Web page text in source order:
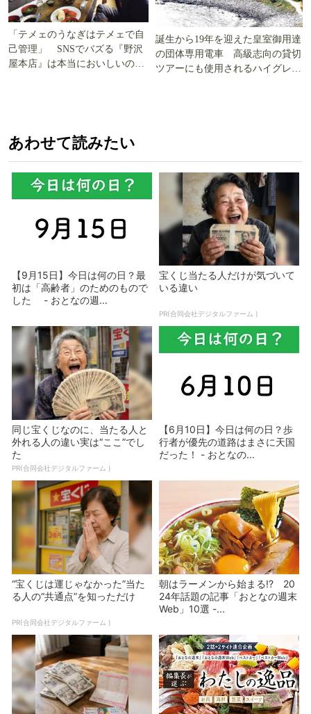
「テメェのうなぎはテメェで自
己管理」 SNSでバズる『野沢
屋本店』は本当においしいの
誕生から19年を迎えた皇室御用達
の団体専用電車 高級志向の貸切
ツアーにも使用されるハイグレー
あわせて読みたい
【9月15日】今日は何の日？最
初は「高齢者」のためのもので
した - おとなの週...
宝くじ当たる人だけが気づいて
いる違い
PR(合同会社デジタルファーム )
同じ宝くじなのに、当たる人と
外れる人の違い実は“ここ”でし
た
PR(合同会社デジタルファーム )
【6月10日】今日は何の日？歩
行者が優先の道路はまさに天国
だった！ - おとなの...
“宝くじは運じゃなかった”当た
る人の“共通点”を知っただけ
PR(合同会社デジタルファーム )
朝はラーメンから始まる!? 20
24年話題の記事「おとなの週末
Web」10選 -...